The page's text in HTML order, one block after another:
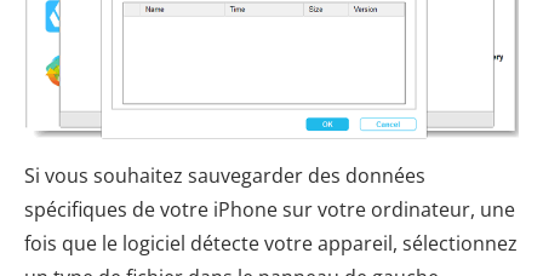
Si vous souhaitez sauvegarder des données
spécifiques de votre iPhone sur votre ordinateur, une
fois que le logiciel détecte votre appareil, sélectionnez